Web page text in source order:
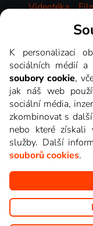
Videotéka
Zábava
Copyright ©
obrázky z pořadů
K personalizaci
sociálních médií a
soubory cookie,
jak náš web
sociální média,
zkombinovat s
nebo které získali
služby. Další
souborů cookies.